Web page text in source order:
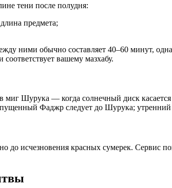
тени после полудня:
предмета;
ними обычно составляет 40–60 минут,
вашему мазхабу.
Шурука — когда солнечный диск
Фаджр следует до Шурука;
до исчезновения красных сумерек. Сервис